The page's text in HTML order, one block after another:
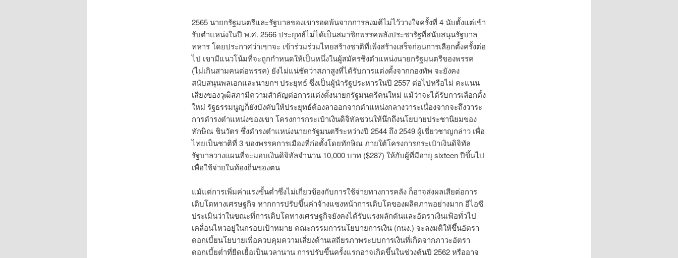
2565 นายกรัฐมนตรีและรัฐบาลของเขารอดพ้นจากการลงมติไม่ไว้วางใจครั้งที่ 4 นับตั้งแต่เข้า
รับตำแหน่งในปี พ.ศ. 2566 ประยุทธ์ไม่ได้เป็นสมาชิกพรรคพลังประชารัฐที่สนับสนุนรัฐบาล
ทหาร โดยประกาศว่าเขาจะ เข้าร่วมร่วมไทยสร้างชาติที่เพิ่งสร้างเสร็จก่อนการเลือกตั้งครั้งต่อ
ไป เขามีแนวโน้มที่จะถูกกำหนดให้เป็นหนึ่งในผู้สมัครชิงตำแหน่งนายกรัฐมนตรีของพรรค
(ไม่เกินสามคนต่อพรรค) ยังไม่แน่ชัดว่าสภาสูงที่ได้รับการแต่งตั้งจากกองทัพ จะยังคง
สนับสนุนพลเอกและนายกฯ ประยุทธ์ ซึ่งเป็นผู้นำรัฐประหารในปี 2557 ต่อไปหรือไม่ คะแนน
เสียงของวุฒิสภามีความสำคัญต่อการแต่งตั้งนายกรัฐมนตรีคนใหม่ แม้ว่าจะได้รับการเลือกตั้ง
ใหม่ รัฐธรรมนูญก็ยังบังคับให้ประยุทธ์ต้องลาออกจากตำแหน่งกลางวาระเนื่องจากจะถึงวาระ
การดำรงตำแหน่งของเขา โครงการกระเป๋าเงินดิจิทัลชวนให้นึกถึงนโยบายประชานิยมของ
ทักษิณ ชินวัตร ซึ่งดำรงตำแหน่งนายกรัฐมนตรีระหว่างปี 2544 ถึง 2549 ผู้เชี่ยวชาญกล่าว เพื่อ
ไทยเป็นชาติที่ 3 ของพรรคการเมืองที่ก่อตั้งโดยทักษิณ ภายใต้โครงการกระเป๋าเงินดิจิทัล
รัฐบาลวางแผนที่จะมอบเงินดิจิทัลจำนวน 10,000 บาท ($287) ให้กับผู้ที่มีอายุ sixteen ปีขึ้นไป
เพื่อใช้จ่ายในท้องถิ่นของตน
แม้แต่การเพิ่มค่าแรงขั้นต่ำซึ่งไม่เกี่ยวข้องกับการใช้จ่ายทางการคลัง ก็อาจส่งผลเสียต่อการ
เติบโตทางเศรษฐกิจ หากการปรับขึ้นค่าจ้างแซงหน้าการเติบโตของผลิตภาพอย่างมาก อีไอซี
ประเมินว่าในขณะที่การเติบโตทางเศรษฐกิจยังคงได้รับแรงผลักดันและอัตราเงินเฟ้อทั่วไป
เคลื่อนไหวอยู่ในกรอบเป้าหมาย คณะกรรมการนโยบายการเงิน (กนง.) จะลงมติให้ขึ้นอัตรา
ดอกเบี้ยนโยบายเพื่อควบคุมความเสี่ยงด้านเสถียรภาพระบบการเงินที่เกิดจากภาวะอัตรา
ดอกเบี้ยต่ำที่ยืดเยื้อเป็นเวลานาน การปรับขึ้นครั้งแรกอาจเกิดขึ้นในช่วงต้นปี 2562 หรืออาจ